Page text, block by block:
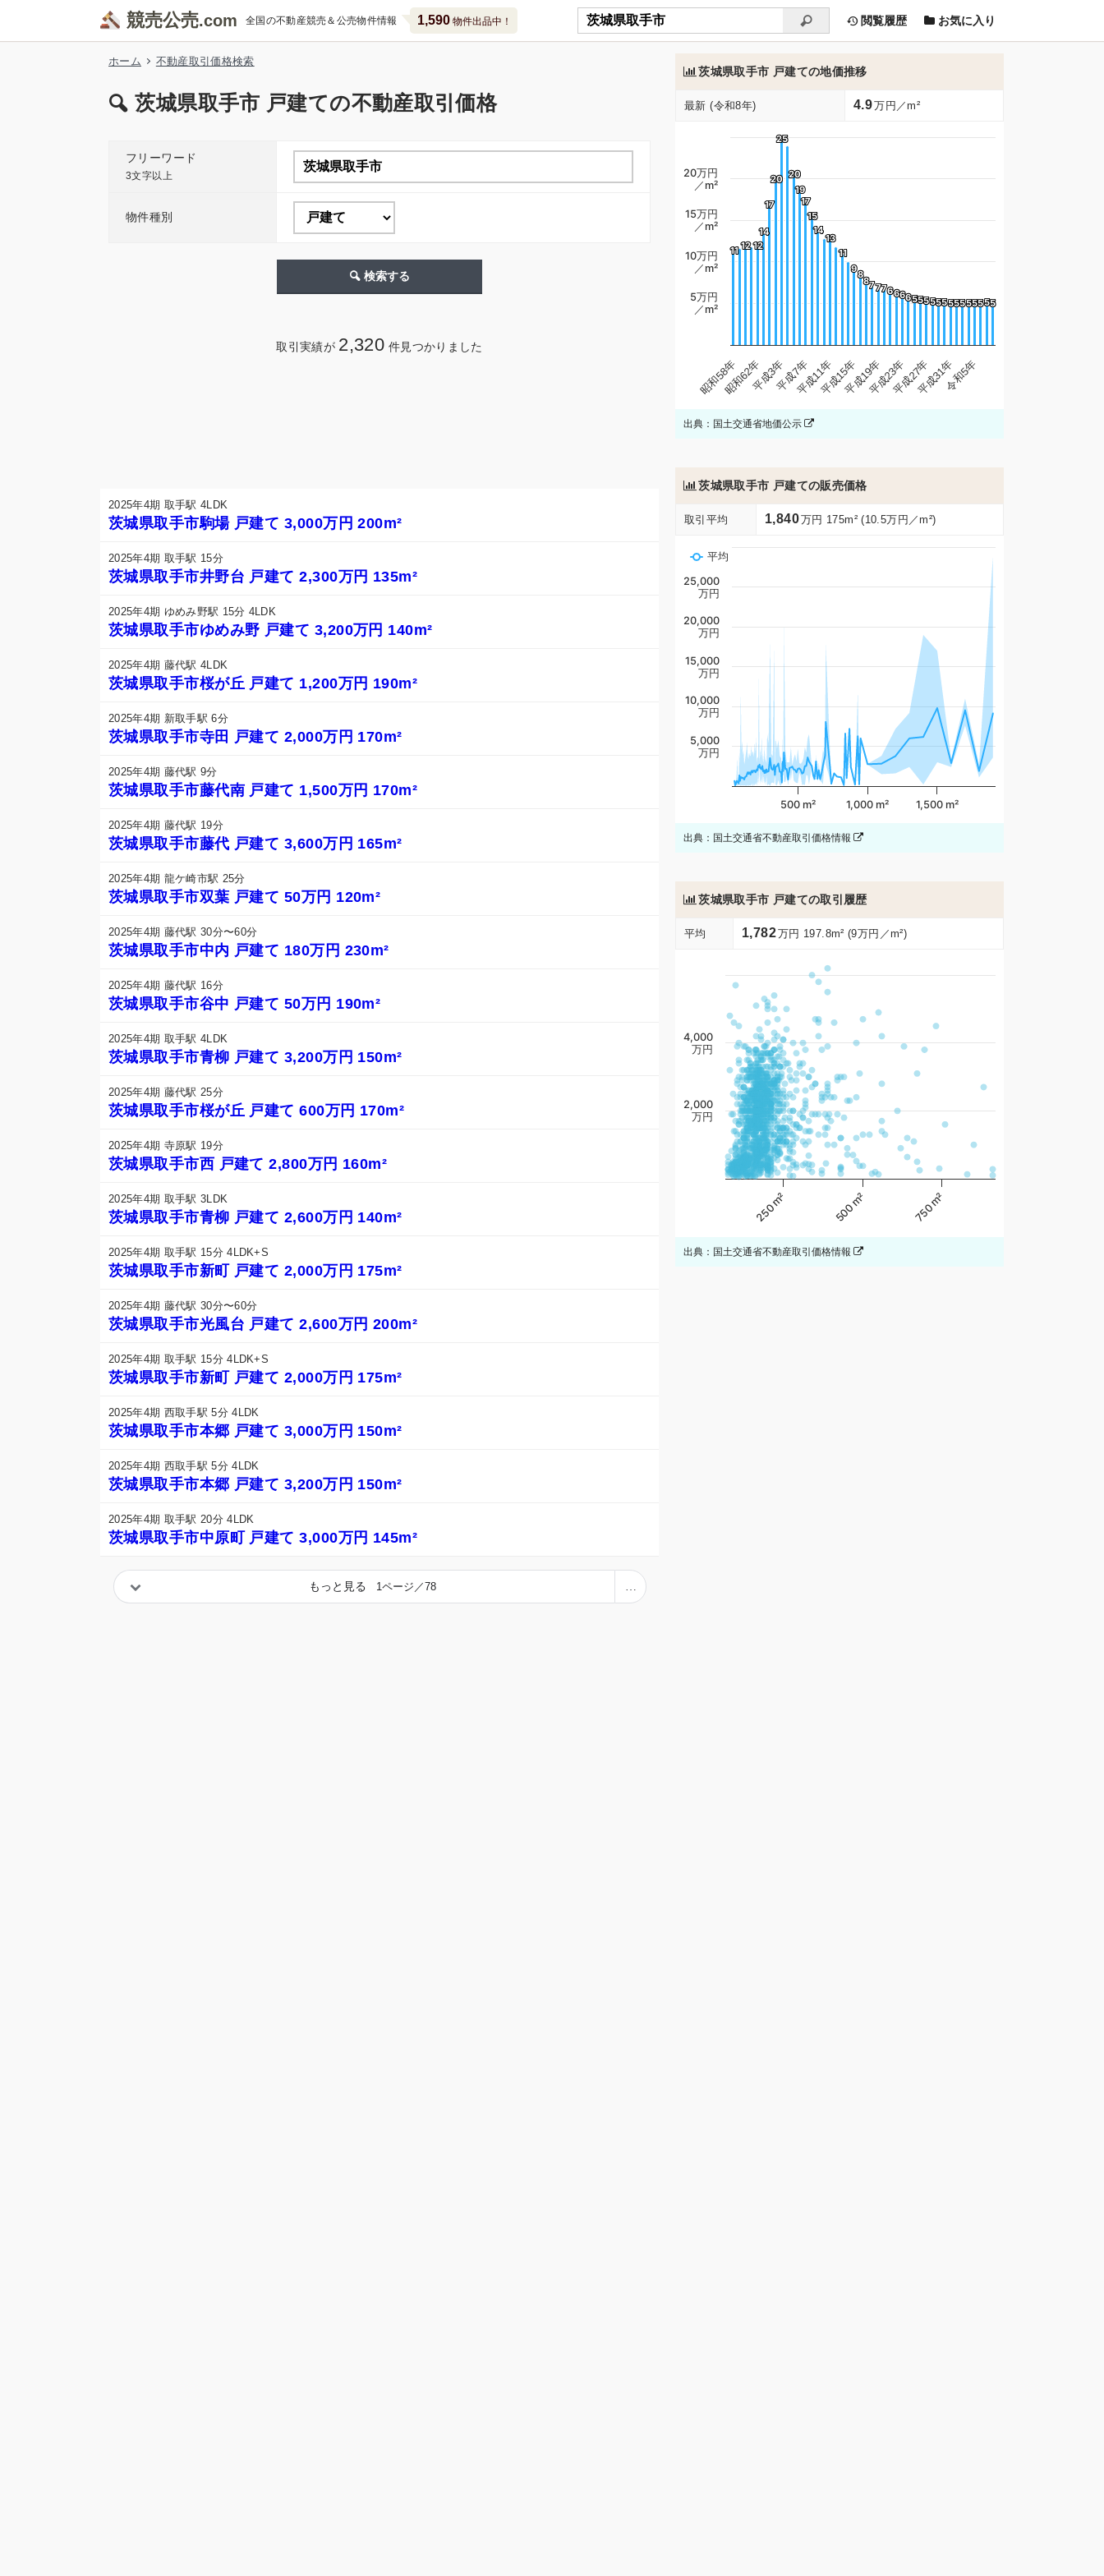
競売公売 全国の不動産競売＆公売物件情報 1,590物件出品中！ 閲覧履歴 お気に入り
ホーム 不動産取引価格検索
茨城県取手市 戸建ての不動産取引価格
フリーワード
3文字以上
物件種別
検索する
取引実績が 2,320 件見つかりました
2025年4期 取手駅 4LDK
茨城県取手市駒場 戸建て 3,000万円 200m²
2025年4期 取手駅 15分
茨城県取手市井野台 戸建て 2,300万円 135m²
2025年4期 ゆめみ野駅 15分 4LDK
茨城県取手市ゆめみ野 戸建て 3,200万円 140m²
2025年4期 藤代駅 4LDK
茨城県取手市桜が丘 戸建て 1,200万円 190m²
2025年4期 新取手駅 6分
茨城県取手市寺田 戸建て 2,000万円 170m²
2025年4期 藤代駅 9分
茨城県取手市藤代南 戸建て 1,500万円 170m²
2025年4期 藤代駅 19分
茨城県取手市藤代 戸建て 3,600万円 165m²
2025年4期 龍ケ崎市駅 25分
茨城県取手市双葉 戸建て 50万円 120m²
2025年4期 藤代駅 30分〜60分
茨城県取手市中内 戸建て 180万円 230m²
2025年4期 藤代駅 16分
茨城県取手市谷中 戸建て 50万円 190m²
2025年4期 取手駅 4LDK
茨城県取手市青柳 戸建て 3,200万円 150m²
2025年4期 藤代駅 25分
茨城県取手市桜が丘 戸建て 600万円 170m²
2025年4期 寺原駅 19分
茨城県取手市西 戸建て 2,800万円 160m²
2025年4期 取手駅 3LDK
茨城県取手市青柳 戸建て 2,600万円 140m²
2025年4期 取手駅 15分 4LDK+S
茨城県取手市新町 戸建て 2,000万円 175m²
2025年4期 藤代駅 30分〜60分
茨城県取手市光風台 戸建て 2,600万円 200m²
2025年4期 取手駅 15分 4LDK+S
茨城県取手市新町 戸建て 2,000万円 175m²
2025年4期 西取手駅 5分 4LDK
茨城県取手市本郷 戸建て 3,000万円 150m²
2025年4期 西取手駅 5分 4LDK
茨城県取手市本郷 戸建て 3,200万円 150m²
2025年4期 取手駅 20分 4LDK
茨城県取手市中原町 戸建て 3,000万円 145m²
もっと見る 1ページ／78
茨城県取手市 戸建ての地価推移
最新 (令和8年) 4.9万円／m²
11
11 12
12 12
12
14
14
17
17
20
20
25
25
20
20
19
19
17
17
15
15
14
14
13
13
11
11
9
98
8
8
87
77
77
76
66
66
66
65
55
55
55
55
55
55
55
55
55
55
55
55
55
5
昭和58年昭和62年平成3年平成7年平成11年平成15年平成19年平成23年平成27年平成31年令和5年
5万円
／m²
10万円
／m²
15万円
／m²
20万円
／m²
出典：国土交通省地価公示
茨城県取手市 戸建ての販売価格
取引平均 1,840万円 175m² (10.5万円／m²)
平均
500 m² 1,000 m² 1,500 m²
5,000
万円
10,000
万円
15,000
万円
20,000
万円
25,000
万円
出典：国土交通省不動産取引価格情報
茨城県取手市 戸建ての取引履歴
平均 1,782万円 197.8m² (9万円／m²)
250 m² 500 m² 750 m²
2,000
万円
4,000
万円
出典：国土交通省不動産取引価格情報